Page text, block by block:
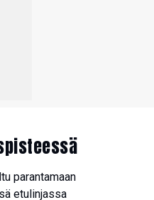
parantamaan
etulinjassa